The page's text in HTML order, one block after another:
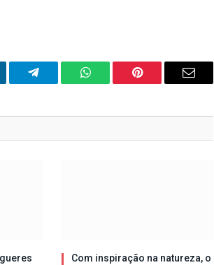
Telegram WhatsAppPinterest Email
Com inspiração na natureza, o